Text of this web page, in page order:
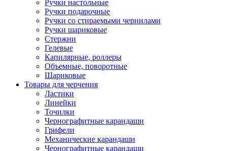
Ручки настольные
Ручки подарочные
Ручки со стираемыми чернилами
Ручки шариковые
Стержни
Гелевые
Капилярные, роллеры
Объемные, поворотные
Шариковые
Товары для черчения
Ластики
Линейки
Точилки
Чернографитные карандаши
Грифели
Механические карандаши
Чернографитные карандаши